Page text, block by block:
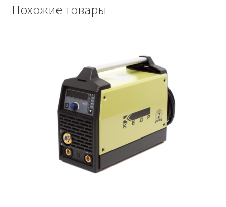
Похожие товары